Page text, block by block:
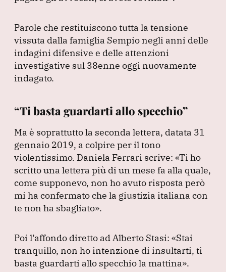
Parole che restituiscono tutta la tensione
vissuta dalla famiglia Sempio negli anni delle
indagini difensive e delle attenzioni
investigative sul 38enne oggi nuovamente
indagato.
“Ti basta guardarti allo specchio”
Ma è soprattutto la seconda lettera, datata 31
gennaio 2019, a colpire per il tono
violentissimo. Daniela Ferrari scrive: «Ti ho
scritto una lettera più di un mese fa alla quale,
come supponevo, non ho avuto risposta però
mi ha confermato che la giustizia italiana con
te non ha sbagliato».
Poi l’affondo diretto ad Alberto Stasi: «Stai
tranquillo, non ho intenzione di insultarti, ti
basta guardarti allo specchio la mattina».